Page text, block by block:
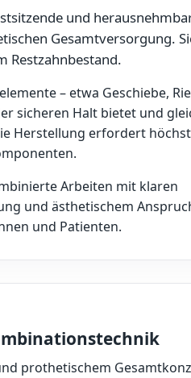
und
Gesamtversorgung.
Restzahnbestand.
– etwa Geschiebe,
sicheren Halt bietet und
Herstellung erfordert
Arbeiten mit klaren
und ästhetischem
und Patienten.
prothetischem